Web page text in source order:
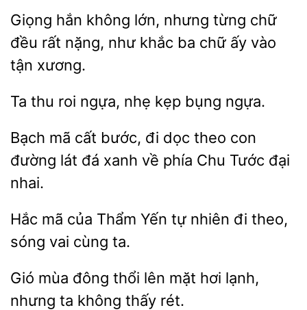
Giọng hắn không lớn, nhưng từng chữ
đều rất
như khắc
ấy vào
tận xương.
Ta ngựa, nhẹ bụng ngựa.
Bạch mã cất bước,
dọc theo
lát đá xanh về phía Chu Tước đại
nhai.
Hắc mã
Thẩm Yến tự nhiên đi
sóng
cùng ta.
Gió mùa đông
lên mặt
nhưng ta không thấy rét.